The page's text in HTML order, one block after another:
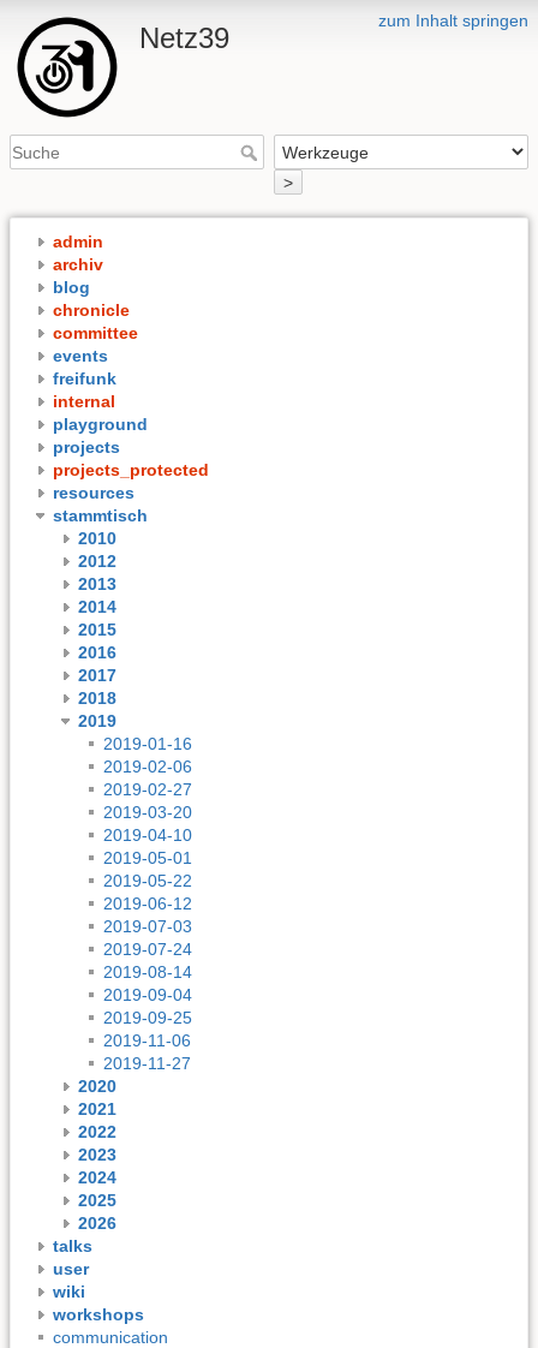
zum Inhalt springen
Netz39
>
admin
archiv
blog
chronicle
committee
events
freifunk
internal
playground
projects
projects_protected
resources
stammtisch
2010
2012
2013
2014
2015
2016
2017
2018
2019
2019-01-16
2019-02-06
2019-02-27
2019-03-20
2019-04-10
2019-05-01
2019-05-22
2019-06-12
2019-07-03
2019-07-24
2019-08-14
2019-09-04
2019-09-25
2019-11-06
2019-11-27
2020
2021
2022
2023
2024
2025
2026
talks
user
wiki
workshops
communication